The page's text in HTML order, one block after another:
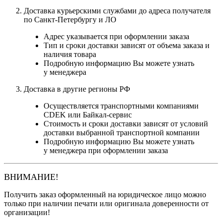
Доставка курьерскими службами до адреса получателя
по Санкт-Петербургу и ЛО
Адрес указывается при оформлении заказа
Тип и сроки доставки зависят от объема заказа и
наличия товара
Подробную информацию Вы можете узнать
у менеджера
Доставка в другие регионы РФ
Осуществляется транспортными компаниями
CDEK или Байкал-сервис
Стоимость и сроки доставки зависят от условий
доставки выбранной транспортной компании
Подробную информацию Вы можете узнать
у менеджера при оформлении заказа
ВНИМАНИЕ!
Получить заказ оформленный на юридическое лицо можно
только при наличии печати или оригинала доверенности от
организации!